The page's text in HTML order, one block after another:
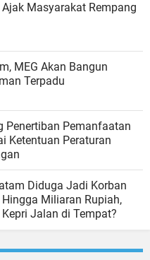
Masyarakat Rempang
MEG Akan Bangun
Terpadu
Penertiban Pemanfaatan
Ketentuan Peraturan
Diduga Jadi Korban
Miliaran Rupiah,
Jalan di Tempat?